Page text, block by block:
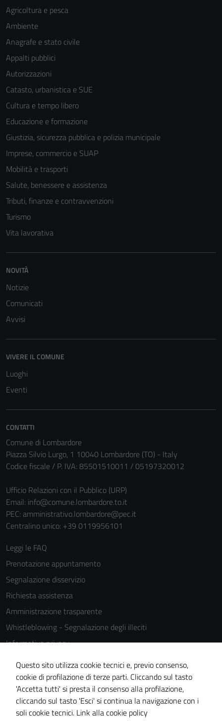
Agricoltura e pesca
Ambiente
Anagrafe e stato civile
Appalti pubblici
Autorizzazioni
Catasto, urbanistica e SUE
Cultura e tempo libero
Educazione e formazione
Giustizia, sicurezza pubblica e polizia municipale
Imprese, commercio e SUAP
Mobilità e trasporti
Salute, benessere e assistenza
Tributi, finanze e contravvenzioni
Turismo
Vita lavorativa
NOVITÀ
Notizie
Comunicati
Avvisi
VIVERE IL COMUNE
Luoghi
Eventi
CONTATTI
Comune di Lombardore
Piazza Silvio Lurgo, 1 10040 Lombardore (TO) - Italy
Codice fiscale / P. IVA: 85501510011 / 05197320012
Ufficio Relazioni con il Pubblico (URP)
Email: info@comune.lombardore.to.it
PEC: amministrativo.lombardore@pec.it
Centralino unico: +39 0119956101
Leggi le FAQ
Prenotazione appuntamento
Segnalazione disservizio
Richiesta assistenza
Amministrazione trasparente
Whistleblowing - Segnalazione degli illeciti
Informativa privacy
Cookie Policy
Note legali
Dichiarazione di accessibilità
Piano di miglioramento del sito
Questo sito utilizza cookie tecnici e, previo consenso,
cookie di profilazione di terze parti. Cliccando sul tasto
'Accetta tutti' si presta il consenso alla profilazione,
cliccando sul tasto 'Esci' si continua la navigazione con i
soli cookie tecnici. Link alla cookie policy
Tecnici
Questi cookie
sono necessari
del sito e non
possono